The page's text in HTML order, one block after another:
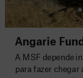
Angarie
A MSF depende
para fazer chegar